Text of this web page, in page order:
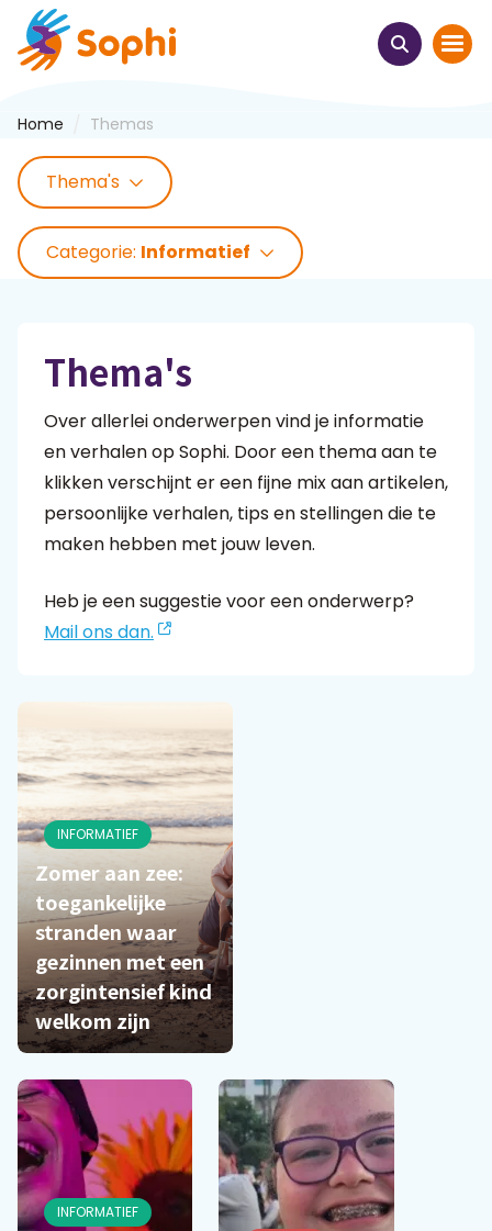
Home
Thema's
Uit het hart
Webinars
E-learnings
Themabijeenkomsten
Praat mee
Clientdossier
Home Themas
Thema's
Categorie: Informatief
Thema's
Over allerlei onderwerpen vind je informatie
en verhalen op Sophi. Door een thema aan te
klikken verschijnt er een fijne mix aan artikelen,
persoonlijke verhalen, tips en stellingen die te
maken hebben met jouw leven.
Heb je een suggestie voor een onderwerp?
Mail ons dan.
INFORMATIEF
Zomer aan zee:
toegankelijke
stranden waar
gezinnen met een
zorgintensief kind
welkom zijn
INFORMATIEF